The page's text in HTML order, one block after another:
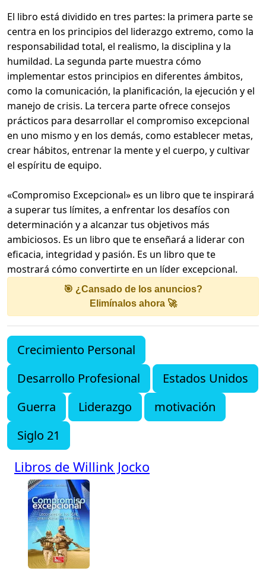
El libro está dividido en tres partes: la primera parte se
centra en los principios del liderazgo extremo, como la
responsabilidad total, el realismo, la disciplina y la
humildad. La segunda parte muestra cómo
implementar estos principios en diferentes ámbitos,
como la comunicación, la planificación, la ejecución y el
manejo de crisis. La tercera parte ofrece consejos
prácticos para desarrollar el compromiso excepcional
en uno mismo y en los demás, como establecer metas,
crear hábitos, entrenar la mente y el cuerpo, y cultivar
el espíritu de equipo.
«Compromiso Excepcional» es un libro que te inspirará
a superar tus límites, a enfrentar los desafíos con
determinación y a alcanzar tus objetivos más
ambiciosos. Es un libro que te enseñará a liderar con
eficacia, integridad y pasión. Es un libro que te
mostrará cómo convertirte en un líder excepcional.
🎯 ¿Cansado de los anuncios?
Elimínalos ahora 🚀
Crecimiento Personal
Desarrollo Profesional
Estados Unidos
Guerra
Liderazgo
motivación
Siglo 21
Libros de Willink Jocko